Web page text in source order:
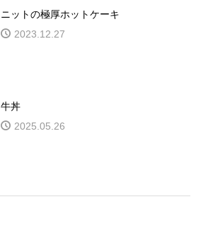
ニットの極厚ホットケーキ
2023.12.27
牛丼
2025.05.26